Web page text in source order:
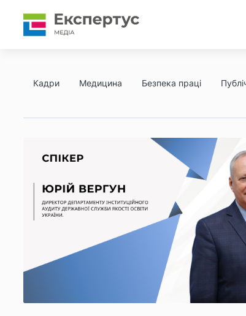
Кадри Медицина Безпека праці